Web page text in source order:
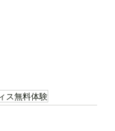
ス無料体験